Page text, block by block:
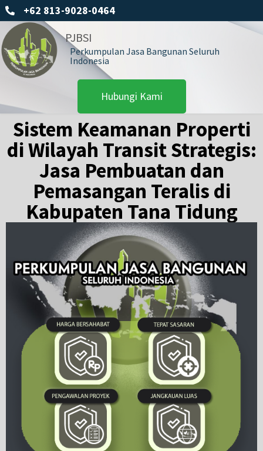
+62 813-9028-0464
PJBSI
Perkumpulan Jasa Bangunan Seluruh
Indonesia
Hubungi Kami
Sistem Keamanan Properti
di Wilayah Transit Strategis:
Jasa Pembuatan dan
Pemasangan Teralis di
Kabupaten Tana Tidung